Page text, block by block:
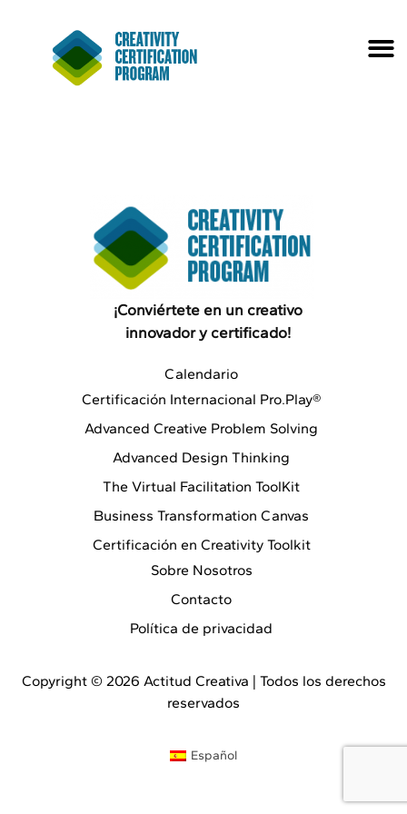
¡Conviértete en un creativo
innovador y certificado!
Calendario
Certificación Internacional Pro.Play®
Advanced Creative Problem Solving
Advanced Design Thinking
The Virtual Facilitation ToolKit
Business Transformation Canvas
Certificación en Creativity Toolkit
Sobre Nosotros
Contacto
Política de privacidad
Copyright © 2026 Actitud Creativa | Todos los derechos
reservados
Español